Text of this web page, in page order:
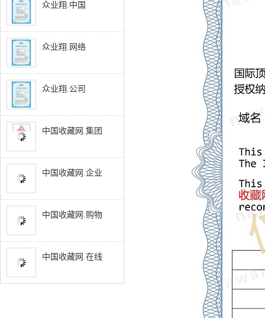
众业翔.中国
众业翔.网络
众业翔.公司
中国收藏网.集团
中国收藏网.企业
中国收藏网.购物
中国收藏网.在线